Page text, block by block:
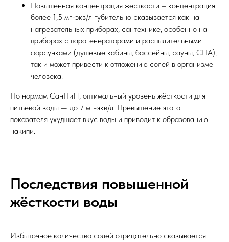
Повышенная концентрация жесткости – концентрация
более 1,5 мг-экв/л губительно сказывается как на
нагревательных приборах, сантехнике, особенно на
приборах с парогенераторами и распылительными
форсунками (душевые кабины, бассейны, сауны, СПА),
так и может привести к отложению солей в организме
человека.
По нормам СанПиН, оптимальный уровень жёсткости для
питьевой воды — до 7 мг-экв/л. Превышение этого
показателя ухудшает вкус воды и приводит к образованию
накипи.
Последствия повышенной
жёсткости воды
Избыточное количество солей отрицательно сказывается